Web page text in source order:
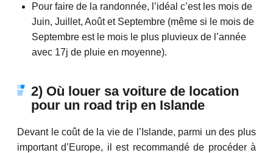
Pour faire de la randonnée, l’idéal c’est les mois de
Juin, Juillet, Août et Septembre (même si le mois de
Septembre est le mois le plus pluvieux de l’année
avec 17j de pluie en moyenne).
2) Où louer sa voiture de location
pour un road trip en Islande
Devant le coût de la vie de l’Islande, parmi un des plus
important d’Europe, il est recommandé de procéder à